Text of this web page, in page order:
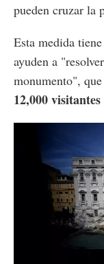
pueden cruzar la
Esta medida
ayuden a
monumento",
12,000